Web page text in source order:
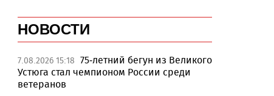
НОВОСТИ
7.08.2026 15:18 75-летний бегун из Великого
Устюга стал чемпионом России среди
ветеранов